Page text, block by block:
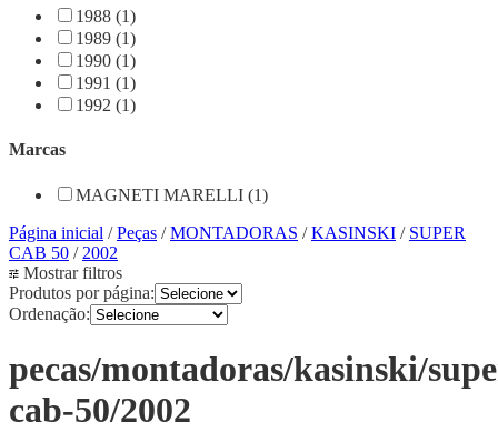
1988 (1)
1989 (1)
1990 (1)
1991 (1)
1992 (1)
Marcas
MAGNETI MARELLI (1)
Página inicial /Peças /MONTADORAS /KASINSKI / SUPER
CAB 50 / 2002
Mostrar filtros
Produtos por página:
Ordenação:
pecas/montadoras/kasinski/
cab-50/2002